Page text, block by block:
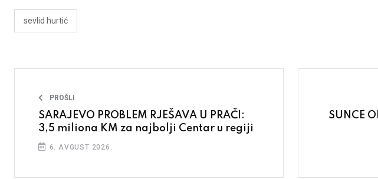
sevlid hurtić
PROŠLI
SARAJEVO PROBLEM RJEŠAVA U PRAČI:
3,5 miliona KM za najbolji Centar u regiji
6. AVGUST 2026.
SUNCE